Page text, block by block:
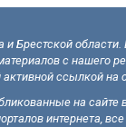
и Брестской
с нашего
ссылкой на
на сайте
интернета,